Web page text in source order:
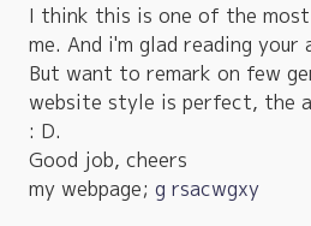
I think this is one of the
me. And i'm glad reading your
But want to remark on few
website style is perfect, the
: D.
Good job, cheers
my webpage; g rsacwgxy